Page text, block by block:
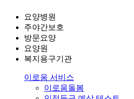
요양병원
주야간보호
방문요양
요양원
복지용구기관
이로움 서비스
이로움돌봄